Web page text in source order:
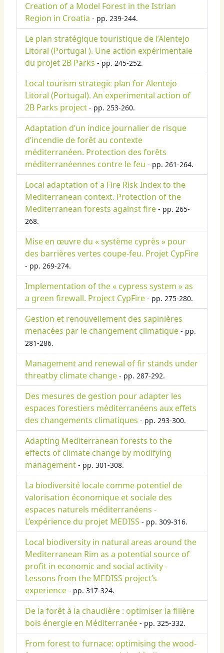
Creation of a Model Forest in the Istrian
Region in Croatia - pp. 239-244.
Le plan stratégique touristique de l’Alentejo
Litoral (Portugal ). Une action expérimentale
du projet 2B Parks - pp. 245-252.
Local tourism strategic plan for Alentejo
Litoral (Portugal). An experimental action of
2B Parks project - pp. 253-260.
Adaptation d’un indice journalier de risque
d’incendie de forêt au contexte
méditerranéen. Protection des forêts
méditerranéennes contre le feu - pp. 261-264.
Local adaptation of a Fire Risk Index to the
Mediterranean context. Protection of the
Mediterranean forests against fire - pp. 265-
268.
Mise en œuvre du « système cyprès » pour
des barrières vertes coupe-feu. Projet CypFire
- pp. 269-274.
Implementation of the « cypress system » as
a green firewall. Project CypFire - pp. 275-280.
Gestion et renouvellement des sapinières
menacées par le changement climatique - pp.
281-286.
Management and renewal of fir stands under
threatby climate change - pp. 287-292.
Des mesures de gestion pour adapter les
espaces forestiers méditerranéens aux effets
des changements climatiques - pp. 293-300.
Adapting Mediterranean forests to the
effects of climate change by modifying
management - pp. 301-308.
La biodiversité locale comme potentiel de
valorisation économique et sociale des
espaces naturels méditerranéens -
L’expérience du projet MEDISS - pp. 309-316.
Local biodiversity in natural areas around the
Mediterranean Rim as a potential source of
profit in economic and social activity -
Lessons from the MEDISS project’s
experience - pp. 317-324.
De la forêt à la chaudière : optimiser la filière
bois énergie en Méditerranée - pp. 325-332.
From forest to furnace: optimising the wood-